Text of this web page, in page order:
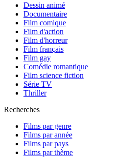
Dessin animé
Documentaire
Film comique
Film d'action
Film d'horreur
Film français
Film gay
Comédie romantique
Film science fiction
Série TV
Thriller
Recherches
Films par genre
Films par année
Films par pays
Films par thème